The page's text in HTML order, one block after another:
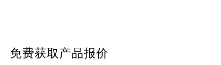
免费获取产品报价